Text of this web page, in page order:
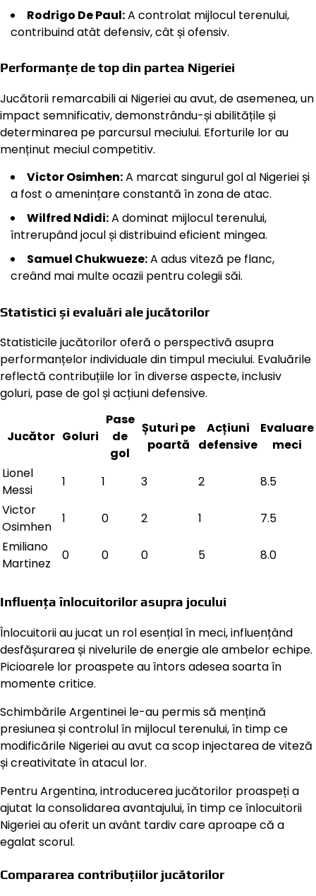
Rodrigo De Paul:A controlat mijlocul terenului,
contribuind atât defensiv, cât și ofensiv.
Performanțe de top din partea Nigeriei
Jucătorii remarcabili ai Nigeriei au avut, de asemenea, un
impact semnificativ, demonstrându-și abilitățile și
determinarea pe parcursul meciului. Eforturile lor au
menținut meciul competitiv.
Victor Osimhen:A marcat singurul gol al Nigeriei și
a fost o amenințare constantă în zona de atac.
Wilfred Ndidi:A dominat mijlocul terenului,
întrerupând jocul și distribuind eficient mingea.
Samuel Chukwueze:A adus viteză pe flanc,
creând mai multe ocazii pentru colegii săi.
Statistici și evaluări ale jucătorilor
Statisticile jucătorilor oferă o perspectivă asupra
performanțelor individuale din timpul meciului. Evaluările
reflectă contribuțiile lor în diverse aspecte, inclusiv
goluri, pase de gol și acțiuni defensive.
Jucător Goluri
Pase
de
gol
Șuturi pe
poartă
Acțiuni
defensive
Evaluare
meci
Lionel
Messi
1 1 3 2
8.5
Victor
Osimhen
1 0 2 1
7.5
Emiliano
Martinez
0 0 0 5 8.0
Influența înlocuitorilor asupra jocului
Înlocuitorii au jucat un rol esențial în meci, influențând
desfășurarea și nivelurile de energie ale ambelor echipe.
Picioarele lor proaspete au întors adesea soarta în
momente critice.
Schimbările Argentinei le-au permis să mențină
presiunea și controlul în mijlocul terenului, în timp ce
modificările Nigeriei au avut ca scop injectarea de viteză
și creativitate în atacul lor.
Pentru Argentina, introducerea jucătorilor proaspeți a
ajutat la consolidarea avantajului, în timp ce înlocuitorii
Nigeriei au oferit un avânt tardiv care aproape că a
egalat scorul.
Compararea contribuțiilor jucătorilor